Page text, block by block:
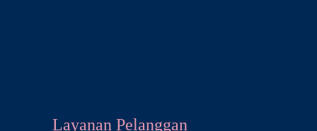
Layanan Pelanggan